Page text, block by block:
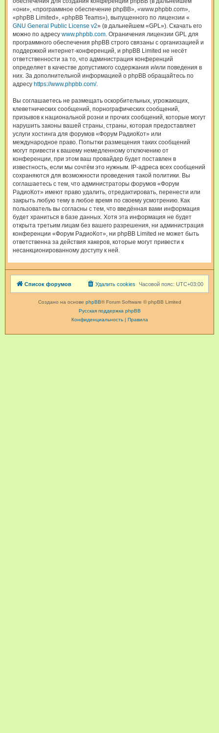
«они», «программное обеспечение phpBB», «www.phpbb.com»,
«phpBB Limited», «phpBB Teams»), выпущенного по лицензии «
GNU General Public License v2» (в дальнейшем «GPL»). Скачать его
можно по адресу www.phpbb.com. Ограничения лицензии GPL для
программного обеспечения phpBB строго связаны с организацией и
поддержкой интернет-конференций, и phpBB Limited не несёт
ответственности за то, что администрация конференций
определяет в качестве допустимого содержания и/или поведения в
них. За дополнительной информацией о phpBB обращайтесь по
адресу https://www.phpbb.com/.
Вы соглашаетесь не размещать оскорбительных, угрожающих,
клеветнических сообщений, порнографических сообщений,
призывов к национальной розни и прочих сообщений, которые могут
нарушить законы вашей страны, страны, которая предоставляет
услуги хостинга для форумов «Форум РадиоКот» или
международное право. Попытки размещения таких сообщений
могут привести к вашему немедленному отключению от
конференции, при этом ваш провайдер будет поставлен в
известность, если мы сочтём это нужным. IP-адреса всех сообщений
сохраняются для возможности проведения такой политики. Вы
соглашаетесь с тем, что администраторы форумов «Форум
РадиоКот» имеют право удалить, отредактировать, перенести или
закрыть любую тему в любое время по своему усмотрению. Как
пользователь вы согласны с тем, что введённая вами информация
будет храниться в базе данных. Хотя эта информация не будет
открыта третьим лицам без вашего разрешения, ни администрация
конференции «Форум РадиоКот», ни phpBB Limited не может быть
ответственна за действия хакеров, которые могут привести к
несанкционированному доступу к ней.
Список форумов Часовой пояс: UTC+03:00
Удалить cookies
Создано на основе phpBB® Forum Software © phpBB Limited
Русская поддержка phpBB
Конфиденциальность| Правила